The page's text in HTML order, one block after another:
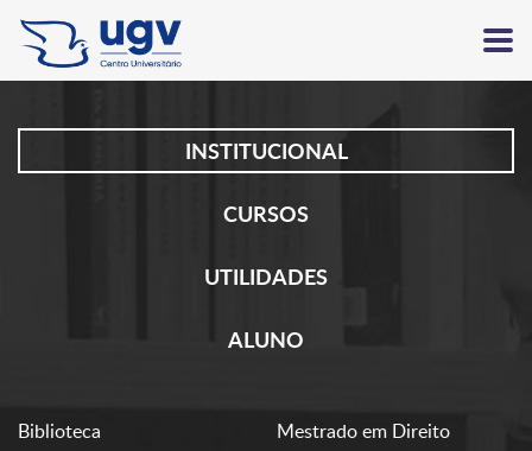
INSTITUCIONAL
CURSOS
UTILIDADES
ALUNO
Biblioteca
Mestrado em Direito